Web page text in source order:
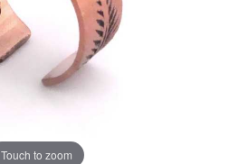
Touch to zoom